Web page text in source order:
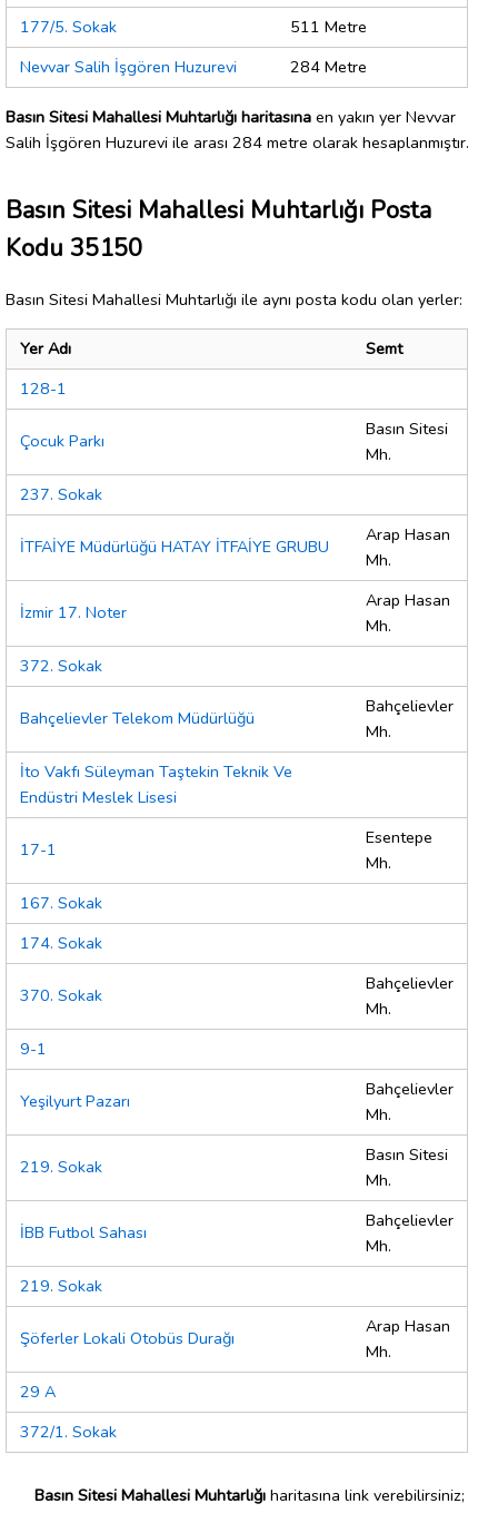
177/5. Sokak
511 Metre
Nevvar Salih İşgören Huzurevi
284 Metre
Basın Sitesi Mahallesi Muhtarlığı haritasına en yakın yer Nevvar
Salih İşgören Huzurevi ile arası 284 metre olarak hesaplanmıştır.
Basın Sitesi Mahallesi Muhtarlığı Posta
Kodu 35150
Basın Sitesi Mahallesi Muhtarlığı ile aynı posta kodu olan yerler:
Yer Adı
Semt
128-1
Çocuk Parkı
Basın Sitesi
Mh.
237. Sokak
İTFAİYE Müdürlüğü HATAY İTFAİYE GRUBU
Arap Hasan
Mh.
İzmir 17. Noter
Arap Hasan
Mh.
372. Sokak
Bahçelievler Telekom Müdürlüğü
Bahçelievler
Mh.
İto Vakfı Süleyman Taştekin Teknik Ve
Endüstri Meslek Lisesi
17-1
Esentepe
Mh.
167. Sokak
174. Sokak
370. Sokak
Bahçelievler
Mh.
9-1
Yeşilyurt Pazarı
Bahçelievler
Mh.
219. Sokak
Basın Sitesi
Mh.
İBB Futbol Sahası
Bahçelievler
Mh.
219. Sokak
Şöferler Lokali Otobüs Durağı
Arap Hasan
Mh.
29 A
372/1. Sokak
Basın Sitesi Mahallesi Muhtarlığıharitasına link verebilirsiniz;